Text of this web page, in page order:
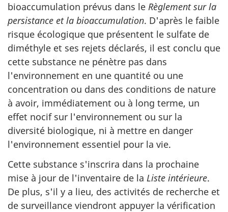
bioaccumulation prévus dans le Règlement sur la
persistance et la bioaccumulation. D'après le faible
risque écologique que présentent le sulfate de
diméthyle et ses rejets déclarés, il est conclu que
cette substance ne pénètre pas dans
l'environnement en une quantité ou une
concentration ou dans des conditions de nature
à avoir, immédiatement ou à long terme, un
effet nocif sur l'environnement ou sur la
diversité biologique, ni à mettre en danger
l'environnement essentiel pour la vie.
Cette substance s'inscrira dans la prochaine
mise à jour de l'inventaire de la Liste intérieure.
De plus, s'il y a lieu, des activités de recherche et
de surveillance viendront appuyer la vérification